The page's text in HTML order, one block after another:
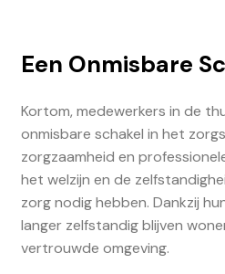
Een Onmisbare
Kortom, medewerkers in de
onmisbare schakel in het
zorgzaamheid en
het welzijn en de
zorg nodig hebben. Dankzij
langer zelfstandig blijven
vertrouwde omgeving.